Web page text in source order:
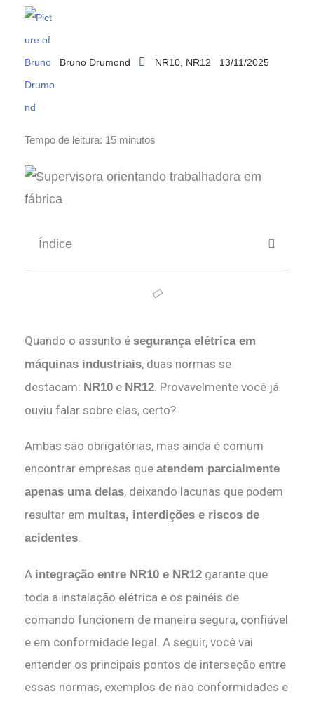
Bruno Drumond NR10 NR12 13/11/2025
Tempo de leitura: 15 minutos
Índice
Quando o assunto é segurança elétrica em
máquinas industriais, duas normas se
destacam: NR10 e NR12 . Provavelmente você já
ouviu falar sobre elas, certo?
Ambas são obrigatórias, mas ainda é comum
encontrar empresas que atendem parcialmente
apenas uma delas, deixando lacunas que podem
resultar em multas, interdições e riscos de
acidentes
A integração entre NR10 e NR12 garante que
toda a instalação elétrica e os painéis de
comando funcionem de maneira segura, confiável
e em conformidade legal. A seguir, você vai
entender os principais pontos de interseção entre
essas normas, exemplos de não conformidades e